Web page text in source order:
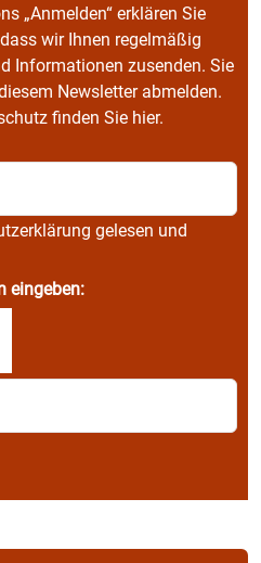
„Anmelden“ erklären Sie
wir Ihnen regelmäßig
Informationen zusenden. Sie
Newsletter abmelden.
finden Sie hier.
gelesen und
eingeben: